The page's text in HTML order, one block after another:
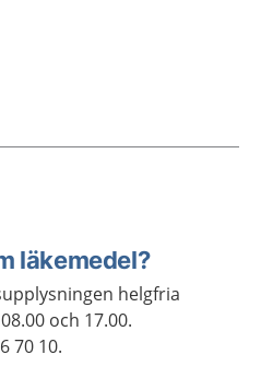
läkemedel?
helgfria
och 17.00.
70 10.